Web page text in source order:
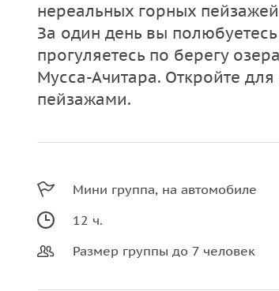
нереальных горных
За один день вы
прогуляетесь по берегу
Мусса-Ачитара. Откройте
пейзажами.
Мини группа, на автомобиле
12 ч.
Размер группы до 7 человек